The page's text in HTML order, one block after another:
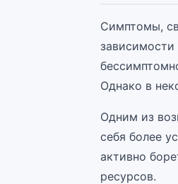
Симптомы,
зависимости
Однако в
Одним из
себя более
активно
ресурсов.